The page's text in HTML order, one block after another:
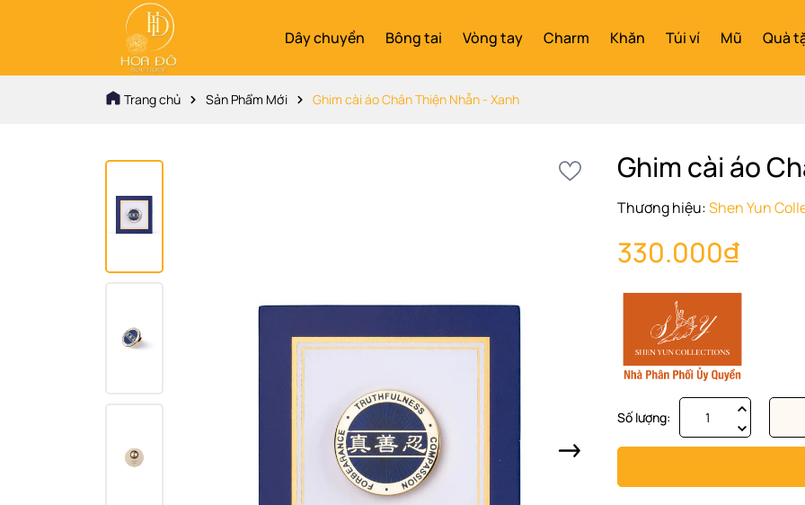
Dây chuyền Bông tai Vòng tay Charm Khăn Túi ví Mũ Quà
Trang chủ Sản Phẩm Mới Ghim cài áo Chân Thiện Nhẫn - Xanh
Ghim cài áo
Thương hiệu:Shen Yun
330.000₫
Số lượng: